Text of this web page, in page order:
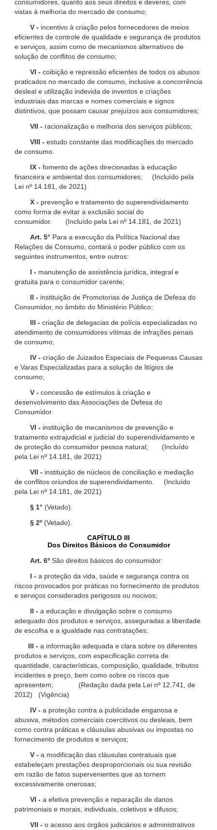
consumidores, quanto aos seus direitos e deveres, com
vistas à melhoria do mercado de consumo;
V - incentivo à criação pelos fornecedores de meios
eficientes de controle de qualidade e segurança de produtos
e serviços, assim como de mecanismos alternativos de
solução de conflitos de consumo;
VI - coibição e repressão eficientes de todos os abusos
praticados no mercado de consumo, inclusive a concorrência
desleal e utilização indevida de inventos e criações
industriais das marcas e nomes comerciais e signos
distintivos, que possam causar prejuízos aos consumidores;
VII - racionalização e melhoria dos serviços públicos;
VIII - estudo constante das modificações do mercado
de consumo.
IX - fomento de ações direcionadas à educação
financeira e ambiental dos consumidores; (Incluído pela
Lei nº 14.181, de 2021)
X - prevenção e tratamento do superendividamento
como forma de evitar a exclusão social do
consumidor. (Incluído pela Lei nº 14.181, de 2021)
Art. 5° Para a execução da Política Nacional das
Relações de Consumo, contará o poder público com os
seguintes instrumentos, entre outros:
I - manutenção de assistência jurídica, integral e
gratuita para o consumidor carente;
II - instituição de Promotorias de Justiça de Defesa do
Consumidor, no âmbito do Ministério Público;
III - criação de delegacias de polícia especializadas no
atendimento de consumidores vítimas de infrações penais
de consumo;
IV - criação de Juizados Especiais de Pequenas Causas
e Varas Especializadas para a solução de litígios de
consumo;
V - concessão de estímulos à criação e
desenvolvimento das Associações de Defesa do
Consumidor.
VI - instituição de mecanismos de prevenção e
tratamento extrajudicial e judicial do superendividamento e
de proteção do consumidor pessoa natural; (Incluído
pela Lei nº 14.181, de 2021)
VII - instituição de núcleos de conciliação e mediação
de conflitos oriundos de superendividamento. (Incluído
pela Lei nº 14.181, de 2021)
§ 1° (Vetado).
§ 2º (Vetado).
CAPÍTULO III
Dos Direitos Básicos do Consumidor
Art. 6º São direitos básicos do consumidor:
I - a proteção da vida, saúde e segurança contra os
riscos provocados por práticas no fornecimento de produtos
e serviços considerados perigosos ou nocivos;
II - a educação e divulgação sobre o consumo
adequado dos produtos e serviços, asseguradas a liberdade
de escolha e a igualdade nas contratações;
III - a informação adequada e clara sobre os diferentes
produtos e serviços, com especificação correta de
quantidade, características, composição, qualidade, tributos
incidentes e preço, bem como sobre os riscos que
apresentem; (Redação dada pela Lei nº 12.741, de
2012) (Vigência)
IV - a proteção contra a publicidade enganosa e
abusiva, métodos comerciais coercitivos ou desleais, bem
como contra práticas e cláusulas abusivas ou impostas no
fornecimento de produtos e serviços;
V - a modificação das cláusulas contratuais que
estabeleçam prestações desproporcionais ou sua revisão
em razão de fatos supervenientes que as tornem
excessivamente onerosas;
VI - a efetiva prevenção e reparação de danos
patrimoniais e morais, individuais, coletivos e difusos;
VII - o acesso aos órgãos judiciários e administrativos